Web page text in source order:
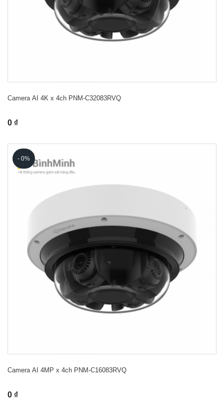
Camera AI 4K x 4ch PNM-C32083RVQ
0 ₫
- 0%
Camera AI 4MP x 4ch PNM-C16083RVQ
0 ₫